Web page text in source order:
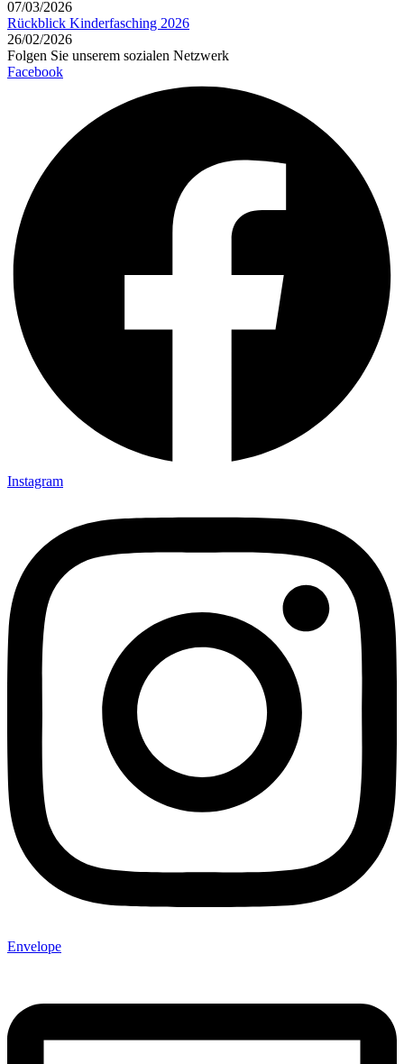
07/03/2026
Rückblick Kinderfasching 2026
26/02/2026
Folgen Sie unserem sozialen Netzwerk
Facebook
Instagram
Envelope